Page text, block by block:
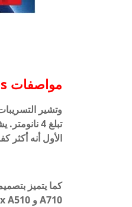
مواصفات Snapdragon 8 Gen 1 Plus وتاريخ الإصدار
الأول أنه أكثر